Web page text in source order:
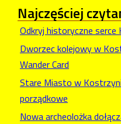
Najczęściej
Odkryj historyczne serce
Dworzec kolejowy w
Wander Card
Stare Miasto w
porządkowe
Nowa archeolożka